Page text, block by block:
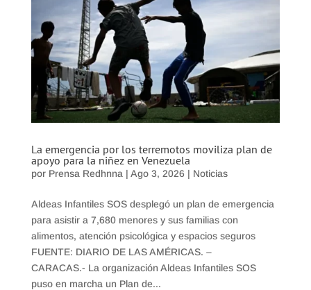
La emergencia por los terremotos moviliza plan de
apoyo para la niñez en Venezuela
por Prensa Redhnna | Ago 3, 2026 | Noticias
Aldeas Infantiles SOS desplegó un plan de emergencia
para asistir a 7,680 menores y sus familias con
alimentos, atención psicológica y espacios seguros
FUENTE: DIARIO DE LAS AMÉRICAS. –
CARACAS.- La organización Aldeas Infantiles SOS
puso en marcha un Plan de...